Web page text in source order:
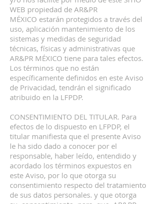
WEB propiedad de AR&PR
MÉXICO estarán protegidos a través del
uso, aplicación mantenimiento de los
sistemas y medidas de seguridad
técnicas, físicas y administrativas que
AR&PR MÉXICO tiene para tales efectos.
Los términos que no están
específicamente definidos en este Aviso
de Privacidad, tendrán el significado
atribuido en la LFPDP.
CONSENTIMIENTO DEL TITULAR. Para
efectos de lo dispuesto en LFPDP, el
titular manifiesta que el presente Aviso
le ha sido dado a conocer por el
responsable, haber leído, entendido y
acordado los términos expuestos en
este Aviso, por lo que otorga su
consentimiento respecto del tratamiento
de sus datos personales. y que otorga